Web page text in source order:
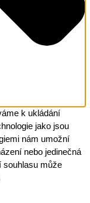
k ukládání
jako jsou
nám umožní
nebo jedinečná
souhlasu může